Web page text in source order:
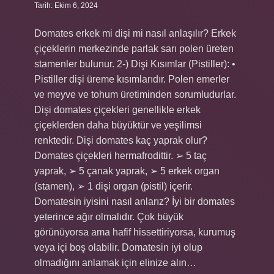
Tarih: Ekim 6, 2024
Domates erkek mi dişi mi nasıl anlaşılır? Erkek
çiçeklerin merkezinde parlak sarı polen üreten
stamenler bulunur. 2-) Dişi Kısımlar (Pistiller): •
Pistiller dişi üreme kısımlarıdır. Polen emerler
ve meyve ve tohum üretiminden sorumludurlar.
Dişi domates çiçekleri genellikle erkek
çiçeklerden daha büyüktür ve yeşilimsi
renktedir. Dişi domates kaç yaprak olur?
Domates çiçekleri hermafrodittir. ➢ 5 taç
yaprak, ➢ 5 çanak yaprak, ➢ 5 erkek organ
(stamen), ➢ 1 dişi organ (pistil) içerir.
Domatesin iyisini nasıl anlarız? İyi bir domates
yeterince ağır olmalıdır. Çok büyük
görünüyorsa ama hafif hissettiriyorsa, kurumuş
veya içi boş olabilir. Domatesin iyi olup
olmadığını anlamak için elinize alın…